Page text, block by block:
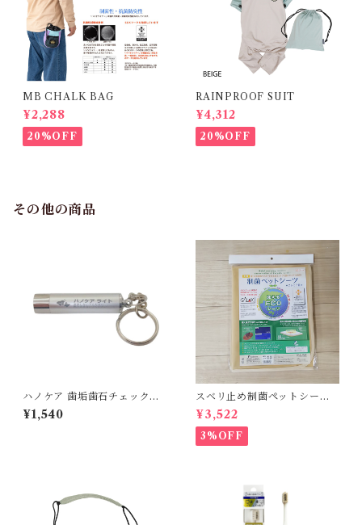
MB CHALK BAG
¥2,288
20%OFF
RAINPROOF SUIT
¥4,312
20%OFF
その他の商品
ハノケア 歯垢歯石チェックラ
イト
¥1,540
スベリ止め制菌ペットシーツ
プレミアII【Ｌ】
¥3,522
3%OFF